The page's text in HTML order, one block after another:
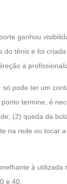
ganhou
do tênis e foi
à
pode ter um
termine, é
(2) queda da
na rede ou tocar
à utilizada
e 40.